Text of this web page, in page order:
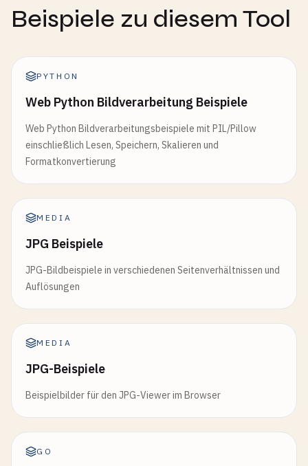
Beispiele zu diesem Tool
PYTHON
Web Python Bildverarbeitung Beispiele
Web Python Bildverarbeitungsbeispiele mit PIL/Pillow
einschließlich Lesen, Speichern, Skalieren und
Formatkonvertierung
MEDIA
JPG Beispiele
JPG-Bildbeispiele in verschiedenen Seitenverhältnissen und
Auflösungen
MEDIA
JPG-Beispiele
Beispielbilder für den JPG-Viewer im Browser
GO